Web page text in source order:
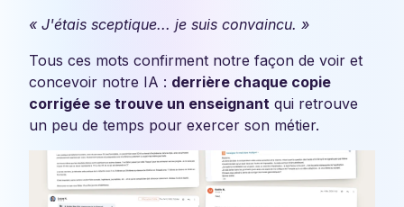
« J'étais sceptique... je suis convaincu. »
Tous ces mots confirment notre façon de voir et
concevoir notre IA : derrière chaque copie
corrigée se trouve un enseignant qui retrouve
un peu de temps pour exercer son métier.